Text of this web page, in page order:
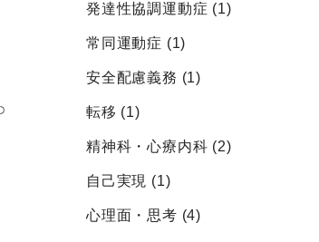
むずむず脚
症候群
発達性協調運動症 (1)
常同運動症 (1)
安全配慮義務 (1)
転移 (1)
精神科・心療内科 (2)
自己実現 (1)
心理面・思考 (4)